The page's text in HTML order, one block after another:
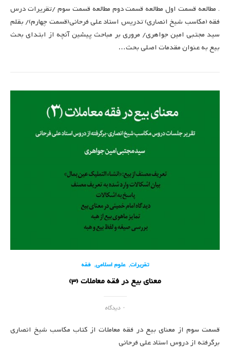
. مطالعه قسمت اول مطالعه قسمت دوم مطالعه قسمت سوم /تقریرات درس
فقه (مکاسب شیخ انصاری) تدریس استاد علی فرحانی(قسمت چهارم)/ بقلم
سید مجتبی امین جواهری/ مروری بر مباحث پیشین آنچه از ابتدای بحث
بیع به عنوان مقدمات اصلی بحث…
تقریرات,علوم اسلامی, فقه
معنای بیع در فقه معاملات (3)
۰ دیدگاه
قسمت سوم از معنای بیع در فقه معاملات از کتاب مکاسب شیخ انصاری
برگرفته از دروس استاد علی فرحانی